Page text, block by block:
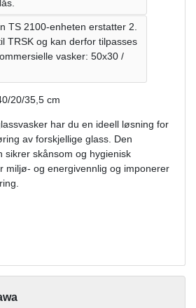
TS 2100-enheten erstatter 2.
TRSK og kan derfor tilpasses
vasker: 50x30 /
20/35,5 cm
har du en ideell løsning for
av forskjellige glass. Den
sikrer skånsom og hygienisk
miljø- og energivennlig og imponerer